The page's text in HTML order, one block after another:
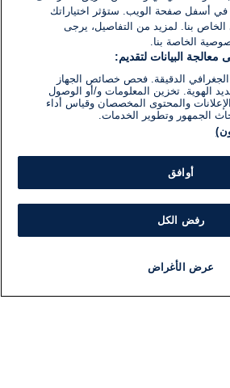
في أسفل صفحة الويب. ستؤثر اختياراتك
الخاص بنا. لمزيد من التفاصيل، يرجى
الخاصة بنا.
البيانات لتقديم:
الجغرافي الدقيقة. فحص خصائص الجهاز
الهوية. تخزين المعلومات و/أو الوصول
والمحتوى المخصصان وقياس أداء
الجمهور وتطوير الخدمات.
أوافق
رفض الكل
عرض الأغراض